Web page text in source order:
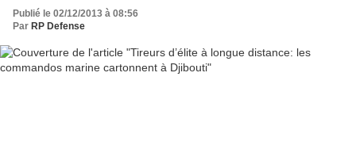
Publié le 02/12/2013 à 08:56
Par RP Defense